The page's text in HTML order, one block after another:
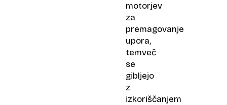
motorjev
za
premagovanje
upora,
temveč
se
gibljejo
z
izkoriščanjem